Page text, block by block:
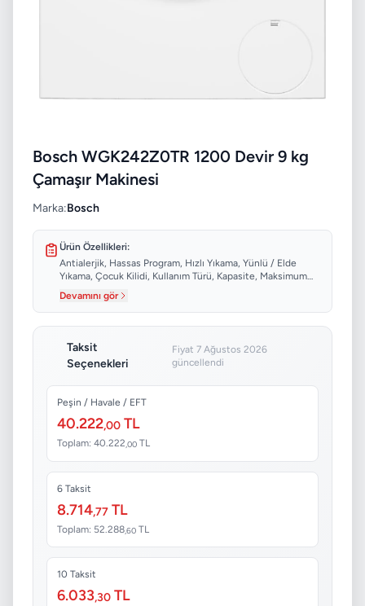
Bosch WGK242Z0TR 1200 Devir 9 kg
Çamaşır Makinesi
Marka:Bosch
Ürün Özellikleri:
Antialerjik, Hassas Program, Hızlı Yıkama, Yünlü / Elde
Yıkama, Çocuk Kilidi, Kullanım Türü, Kapasite, Maksimum
Sıkma Devri...
Devamını gör
Taksit
Seçenekleri
Fiyat 7 Ağustos 2026
güncellendi
Peşin / Havale / EFT
40.222,00 TL
Toplam: 40.222,00 TL
6 Taksit
8.714,77 TL
Toplam: 52.288,60 TL
10 Taksit
6.033,30 TL